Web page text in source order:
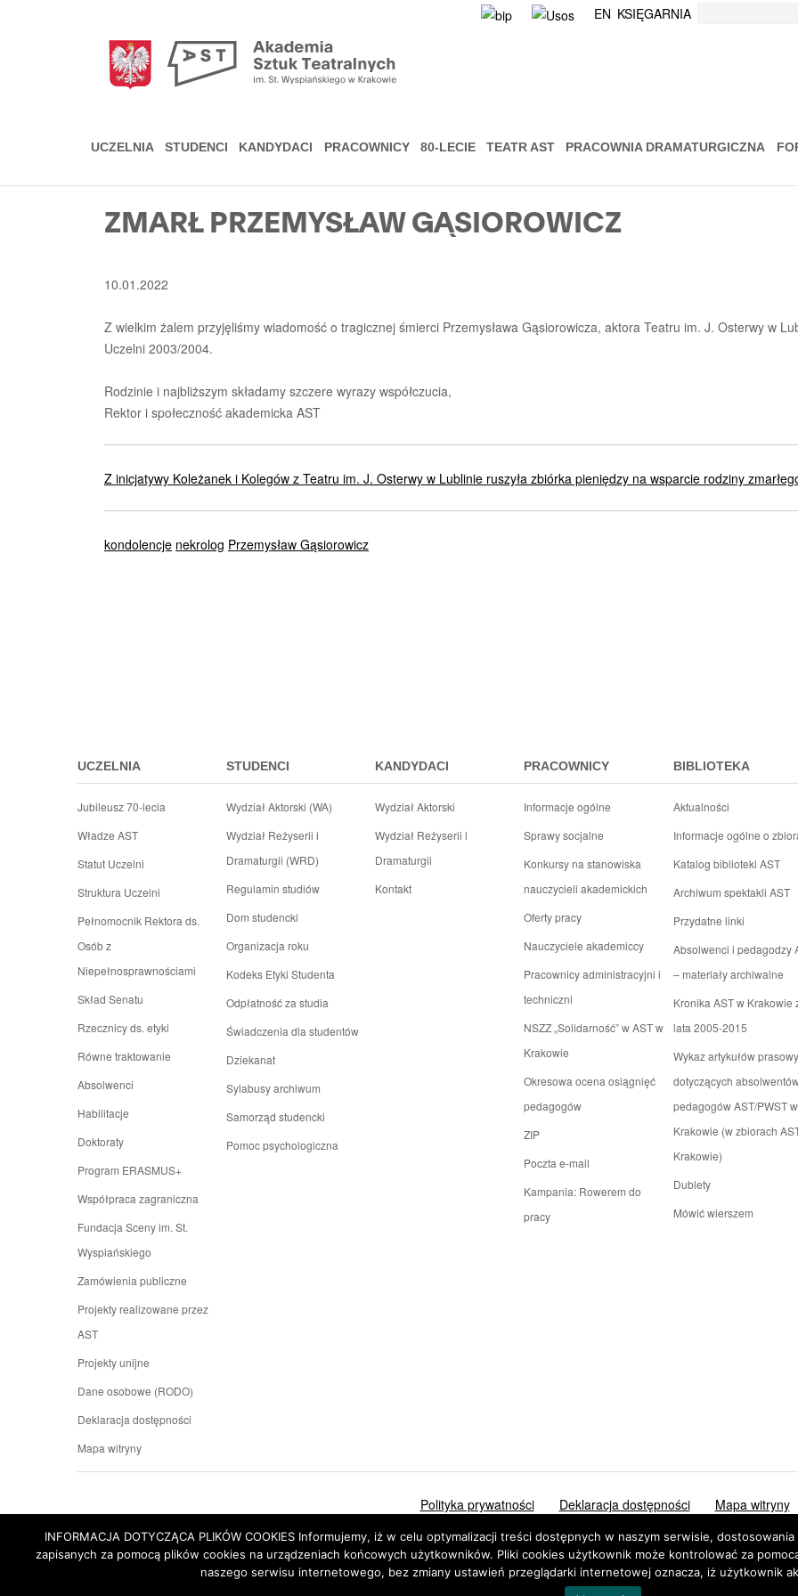
INFORMACJA DOTYCZĄCA PLIKÓW COOKIES Informujemy, iż w celu optymalizacji treści dostępnych w naszym serwisie,
zapisanych za pomocą plików cookies na urządzeniach końcowych użytkowników. Pliki cookies użytkownik może kontrolować za
naszego serwisu internetowego, bez zmiany ustawień przeglądarki internetowej oznacza, iż użytkownik
EN KSIĘGARNIA
UCZELNIA STUDENCI KANDYDACI PRACOWNICY 80-LECIE TEATR AST PRACOWNIA DRAMATURGICZNA
ZMARŁ PRZEMYSŁAW GĄSIOROWICZ
10.01.2022
Z wielkim żalem przyjęliśmy wiadomość o tragicznej śmierci Przemysława Gąsiorowicza, aktora Teatru im. J. Osterwy w
Uczelni 2003/2004.
Rodzinie i najbliższym składamy szczere wyrazy współczucia,
Rektor i społeczność akademicka AST
Z inicjatywy Koleżanek i Kolegów z Teatru im. J. Osterwy w Lublinie ruszyła zbiórka pieniędzy na wsparcie rodziny
kondolencje nekrolog Przemysław Gąsiorowicz
UCZELNIA
Jubileusz 70-lecia
Władze AST
Statut Uczelni
Struktura Uczelni
Pełnomocnik Rektora ds.
Osób z
Niepełnosprawnościami
Skład Senatu
Rzecznicy ds. etyki
Równe traktowanie
Absolwenci
Habilitacje
Doktoraty
Program ERASMUS+
Współpraca zagraniczna
Fundacja Sceny im. St.
Wyspiańskiego
Zamówienia publiczne
Projekty realizowane przez
AST
Projekty unijne
Dane osobowe (RODO)
Deklaracja dostępności
Mapa witryny
STUDENCI
Wydział Aktorski (WA)
Wydział Reżyserii i
Dramaturgii (WRD)
Regulamin studiów
Dom studencki
Organizacja roku
Kodeks Etyki Studenta
Odpłatność za studia
Świadczenia dla studentów
Dziekanat
Sylabusy archiwum
Samorząd studencki
Pomoc psychologiczna
KANDYDACI
Wydział Aktorski
Wydział Reżyserii i
Dramaturgii
Kontakt
PRACOWNICY
Informacje ogólne
Sprawy socjalne
Konkursy na stanowiska
nauczycieli akademickich
Oferty pracy
Nauczyciele akademiccy
Pracownicy administracyjni i
techniczni
NSZZ „Solidarność” w AST w
Krakowie
Okresowa ocena osiągnięć
pedagogów
ZIP
Poczta e-mail
Kampania: Rowerem do
pracy
BIBLIOTEKA
Aktualności
Informacje ogólne o
Katalog biblioteki AST
Archiwum spektakli AST
Przydatne linki
Absolwenci i pedagodzy
– materiały archiwalne
Kronika AST w Krakowie
lata 2005-2015
Wykaz artykułów
dotyczących
pedagogów AST/PWST w
Krakowie (w zbiorach
Krakowie)
Dublety
Mówić wierszem
Polityka prywatności Deklaracja dostępności Mapa witryny